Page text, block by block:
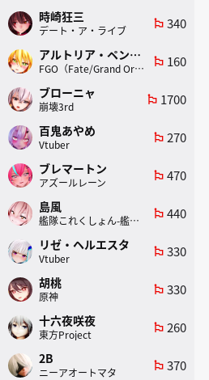
時崎狂三
デート・ア・ライブ
emoji_flags 340
アルトリア・ペンドラゴン(ランサー)
FGO（Fate/Grand Order）
emoji_flags 160
ブローニャ
崩壊3rd
emoji_flags 1700
百鬼あやめ
Vtuber
emoji_flags 270
ブレマートン
アズールレーン
emoji_flags 470
島風
艦隊これくしょん-艦これ-
emoji_flags 440
リゼ・ヘルエスタ
Vtuber
emoji_flags 330
胡桃
原神
emoji_flags 330
十六夜咲夜
東方Project
emoji_flags 260
2B
ニーアオートマタ
emoji_flags 370